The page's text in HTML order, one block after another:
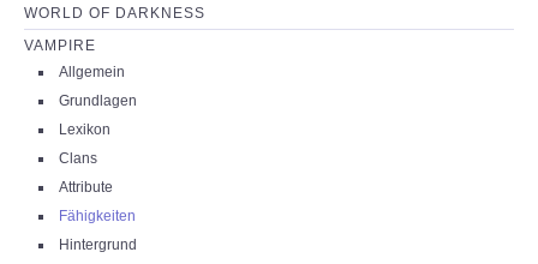
SUCHE
LINKS
IMPRESSUM
KONTAKT
WORLD OF DARKNESS
VAMPIRE
Allgemein
Grundlagen
Lexikon
Clans
Attribute
Fähigkeiten
Hintergrund